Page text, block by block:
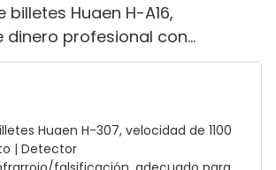
Huaen H-A16,
dinero profesional con
IR/DD, capacidad para